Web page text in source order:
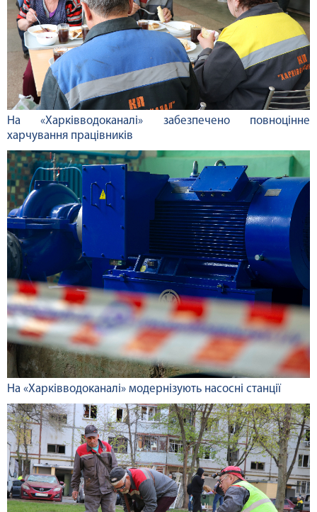
На «Харківводоканалі» забезпечено повноцінне
харчування працівників
На «Харківводоканалі» модернізують насосні станції